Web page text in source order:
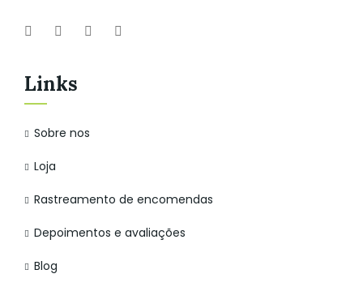
Links
Sobre nos
Loja
Rastreamento de encomendas
Depoimentos e avaliações
Blog